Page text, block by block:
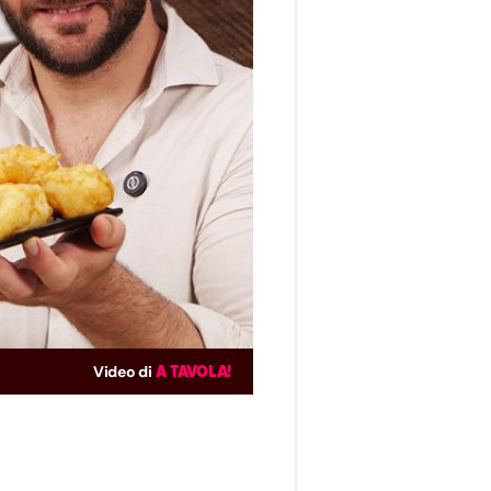
Video di A TAVOLA!